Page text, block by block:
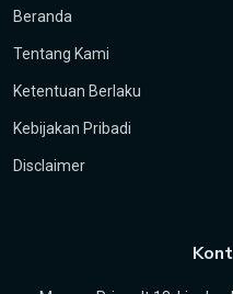
Beranda
Tentang Kami
Ketentuan Berlaku
Kebijakan Pribadi
Disclaimer